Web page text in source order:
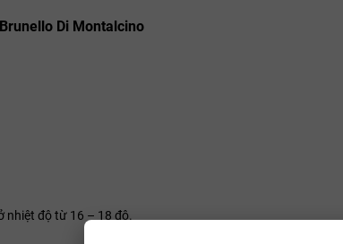
Di Montalcino
nhiệt độ từ 16 – 18 độ.